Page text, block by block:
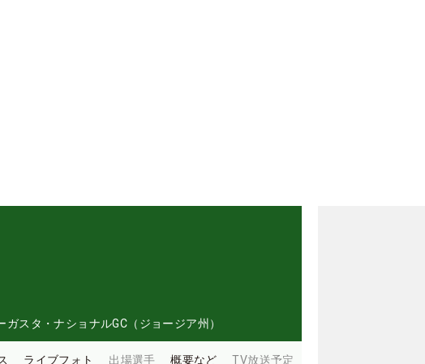
ガスタ・ナショナルGC（ジョージア州）
ライブフォト 出場選手 概要など TV放送予定